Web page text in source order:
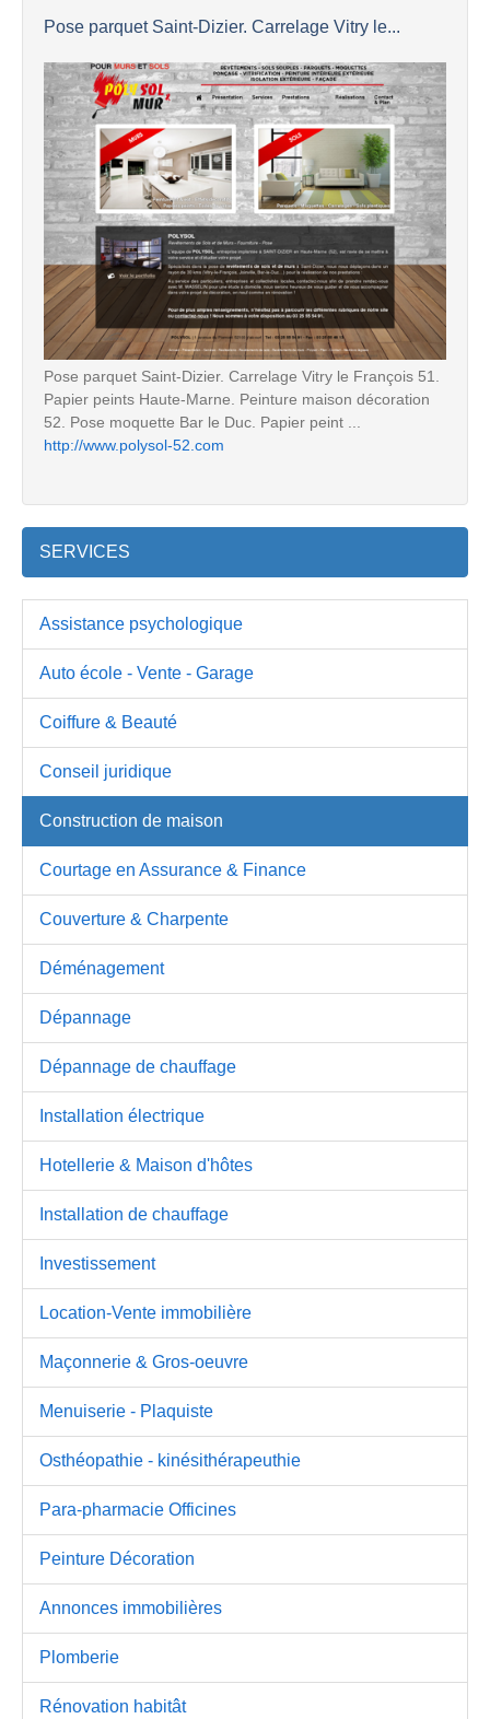
Pose parquet Saint-Dizier. Carrelage Vitry le...
Pose parquet Saint-Dizier. Carrelage Vitry le François 51.
Papier peints Haute-Marne. Peinture maison décoration
52. Pose moquette Bar le Duc. Papier peint ...
http://www.polysol-52.com
SERVICES
Assistance psychologique
Auto école - Vente - Garage
Coiffure & Beauté
Conseil juridique
Construction de maison
Courtage en Assurance & Finance
Couverture & Charpente
Déménagement
Dépannage
Dépannage de chauffage
Installation électrique
Hotellerie & Maison d'hôtes
Installation de chauffage
Investissement
Location-Vente immobilière
Maçonnerie & Gros-oeuvre
Menuiserie - Plaquiste
Osthéopathie - kinésithérapeuthie
Para-pharmacie Officines
Peinture Décoration
Annonces immobilières
Plomberie
Rénovation habitât